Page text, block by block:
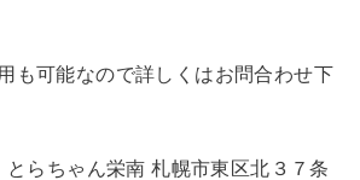
も可能なので詳しくはお問合わせ下
らちゃん栄南 札幌市東区北３７条